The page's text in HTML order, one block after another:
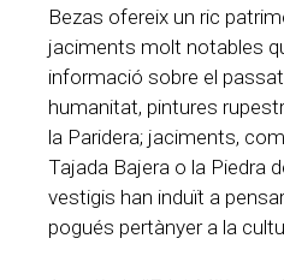
Bezas ofereix un ric
jaciments molt notables
informació sobre el
humanitat, pintures
la Paridera; jaciments,
Tajada Bajera o la Piedra
vestigis han induït a
pogués pertànyer a la